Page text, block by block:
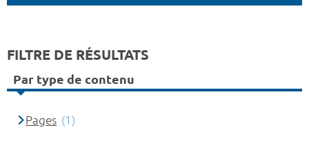
FILTRE DE RÉSULTATS
Par type de contenu
Pages (1)